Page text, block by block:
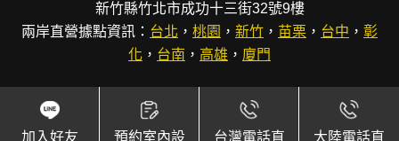
加入好友 預約室內設 台灣電話直 大陸電話直
新竹縣竹北市成功十三街32號9樓
兩岸直營據點資訊： 台北 ， 桃園 ， 新竹 ， 苗栗 ， 台中 ， 彰
化 ， 台南 ， 高雄 ， 廈門
Copyright © 逸硯國際聯合設計事務所.